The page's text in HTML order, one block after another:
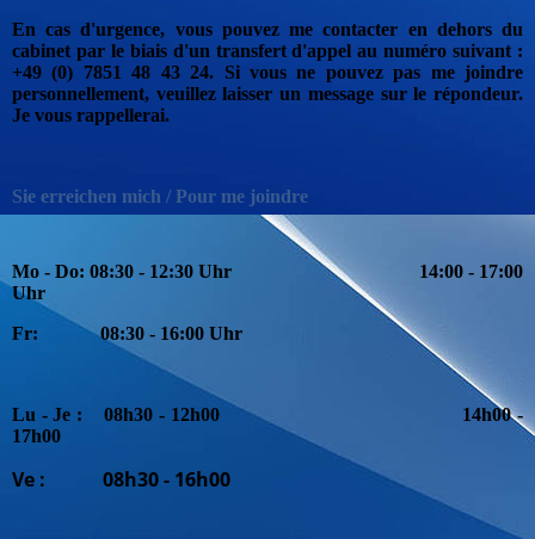
En cas d'urgence, vous pouvez me contacter en dehors du
cabinet par le biais d'un transfert d'appel au numéro suivant :
+49 (0) 7851 48 43 24. Si vous ne pouvez pas me joindre
personnellement, veuillez laisser un message sur le répondeur.
Je vous rappellerai.
Sie erreichen mich / Pour me joindre
Mo - Do: 08:30 - 12:30 Uhr 14:00 - 17:00
Uhr
Fr: 08:30 - 16:00 Uhr
Lu - Je : 08h30 - 12h00 14h00 -
17h00
Ve : 08h30 - 16h00